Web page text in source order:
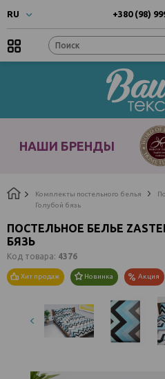
RU
UA- Українска
RU- Русский
+380 (98)
НАШИ БРЕНДЫ
Комплекты постельного белья
Голубой бязь
ПОСТЕЛЬНОЕ БЕЛЬЕ
БЯЗЬ
Код товара: 4376
Хит продаж Новинка Акция